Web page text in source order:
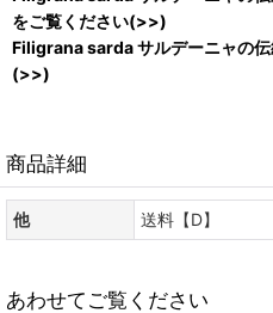
をご覧ください(>>)
Filigrana sarda サルデーニャの
(>>)
商品詳細
他 送料【D】
あわせてご覧ください